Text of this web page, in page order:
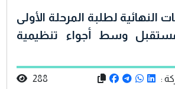
النهائية لطلبة المرحلة الأولى
وسط أجواء تنظيمية
:
288